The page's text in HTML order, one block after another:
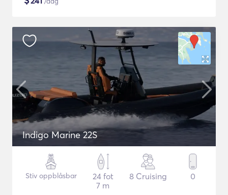
Indigo Marine 22S
Stiv oppblåsbar
24 fot
7 m
8 Cruising 0